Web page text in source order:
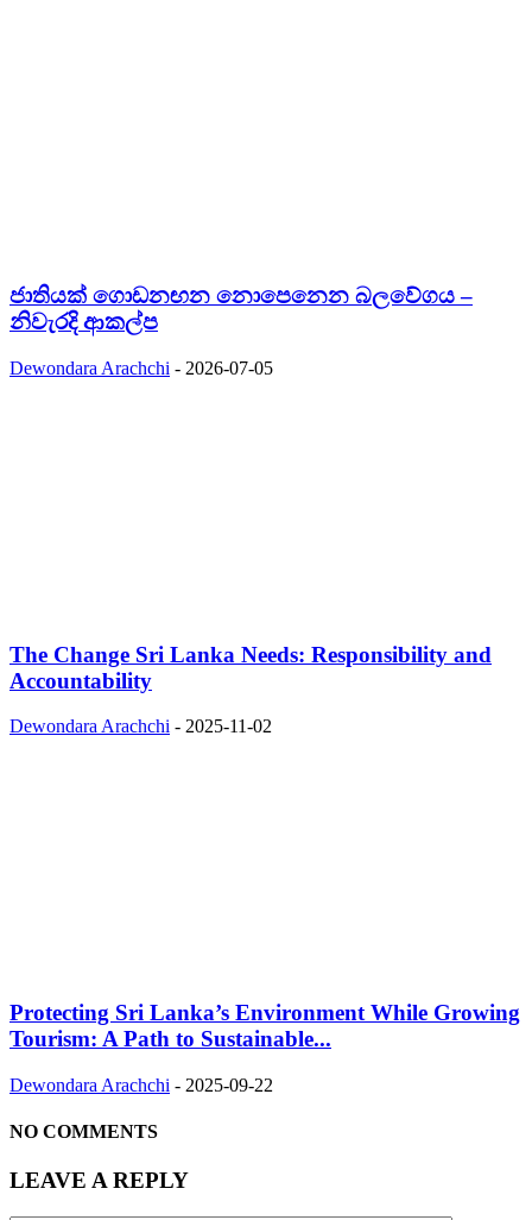
ජාතියක් ගොඩනඟන නොපෙනෙන බලවේගය –
නිවැරදි ආකල්ප
Dewondara Arachchi - 2026-07-05
The Change Sri Lanka Needs: Responsibility and
Accountability
Dewondara Arachchi - 2025-11-02
Protecting Sri Lanka’s Environment While Growing
Tourism: A Path to Sustainable...
Dewondara Arachchi - 2025-09-22
NO COMMENTS
LEAVE A REPLY